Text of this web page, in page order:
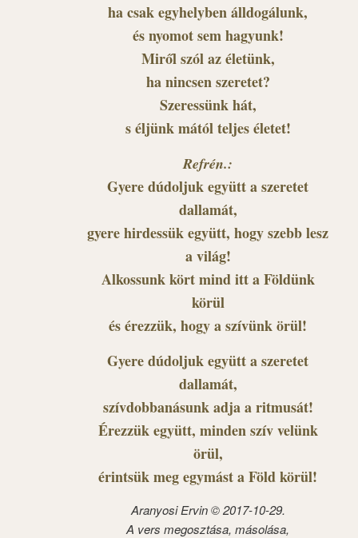
ha csak egyhelyben álldogálunk,
és nyomot sem hagyunk!
Miről szól az életünk,
ha nincsen szeretet?
Szeressünk hát,
s éljünk mától teljes életet!
Refrén.:
Gyere dúdoljuk együtt a szeretet
dallamát,
gyere hirdessük együtt, hogy szebb lesz
a világ!
Alkossunk kört mind itt a Földünk
körül
és érezzük, hogy a szívünk örül!
Gyere dúdoljuk együtt a szeretet
dallamát,
szívdobbanásunk adja a ritmusát!
Érezzük együtt, minden szív velünk
örül,
érintsük meg egymást a Föld körül!
Aranyosi Ervin ©2017-10-29.
A vers megosztása, másolása,